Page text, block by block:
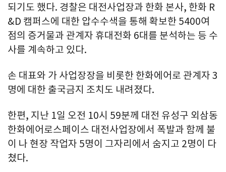
되기도 했다. 경찰은 대전사업장과 한화 본사, 한화 R
&D 캠퍼스에 대한 압수수색을 통해 확보한 5400여
점의 증거물과 관계자 휴대전화 6대를 분석하는 등 수
사를 계속하고 있다.
손 대표와 가 사업장장을 비롯한 한화에어로 관계자 3
명에 대한 출국금지 조치도 내려졌다.
한편, 지난 1일 오전 10시 59분께 대전 유성구 외삼동
한화에어로스페이스 대전사업장에서 폭발과 함께 불
이 나 현장 작업자 5명이 그자리에서 숨지고 2명이 다
쳤다.